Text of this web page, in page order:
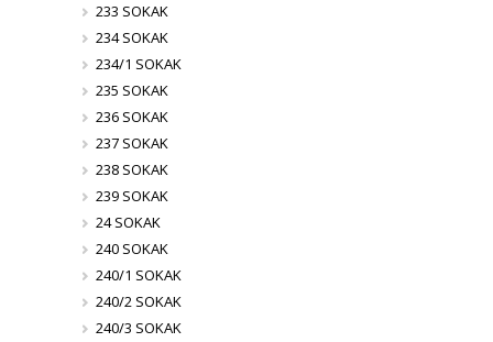
233 SOKAK
234 SOKAK
234/1 SOKAK
235 SOKAK
236 SOKAK
237 SOKAK
238 SOKAK
239 SOKAK
24 SOKAK
240 SOKAK
240/1 SOKAK
240/2 SOKAK
240/3 SOKAK